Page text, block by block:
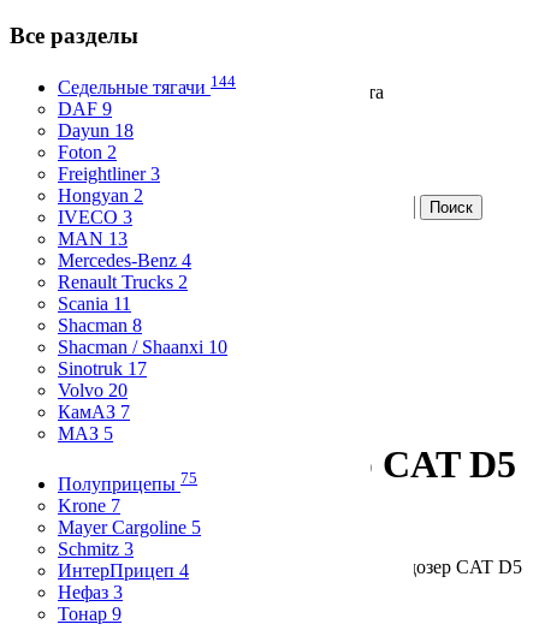
Продажа и аренда коммерческого транспорта
Вход
Избранное
Разместите бесплатно
Все разделы
Skip to content
Главная
Статистика
О компании
Контакты
Все разделы
Седельные тягачи 144
DAF 9
Dayun 18
Foton 2
Freightliner 3
Hongyan 2
IVECO 3
MAN 13
Mercedes-Benz 4
Renault Trucks 2
Scania 11
Shacman 8
Shacman / Shaanxi 10
Sinotruk 17
Volvo 20
КамАЗ 7
МАЗ 5
Полуприцепы 75
Krone 7
Mayer Cargoline 5
Schmitz 3
ИнтерПрицеп 4
Нефаз 3
Тонар 9
Бульдозер Бульдозер CAT D5
1992 года
Главная/Спецтехника
/ Бульдозер CAT D5
- ID177579
2 190 000